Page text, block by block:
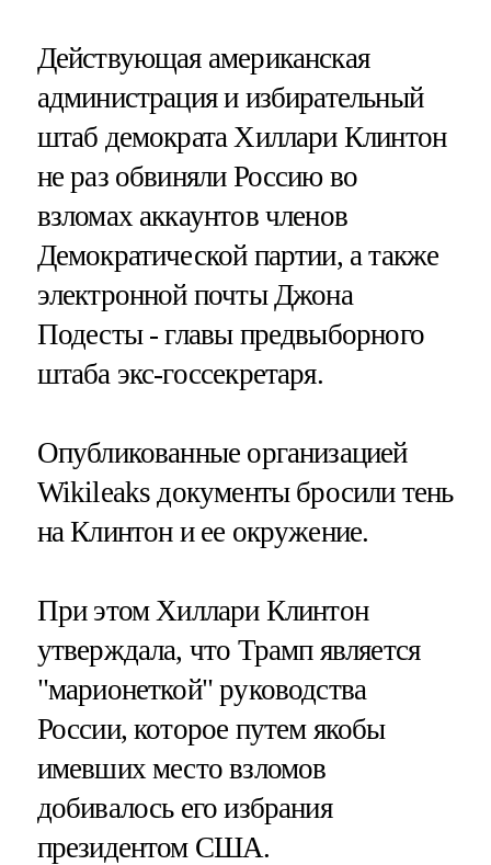
Действующая американская
администрация и избирательный
штаб демократа Хиллари Клинтон
не раз обвиняли Россию во
взломах аккаунтов членов
Демократической партии, а также
электронной почты Джона
Подесты - главы предвыборного
штаба экс-госсекретаря.
Опубликованные организацией
Wikileaks документы бросили тень
на Клинтон и ее окружение.
При этом Хиллари Клинтон
утверждала, что Трамп является
"марионеткой" руководства
России, которое путем якобы
имевших место взломов
добивалось его избрания
президентом США.